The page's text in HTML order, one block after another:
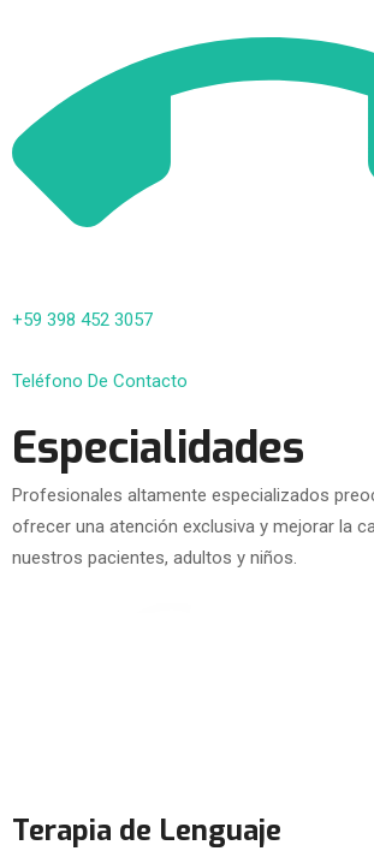
+59 398 452 3057
Teléfono De Contacto
Especialidades
Profesionales altamente especializados
ofrecer una atención exclusiva y mejorar la
nuestros pacientes, adultos y niños.
Terapia de Lenguaje